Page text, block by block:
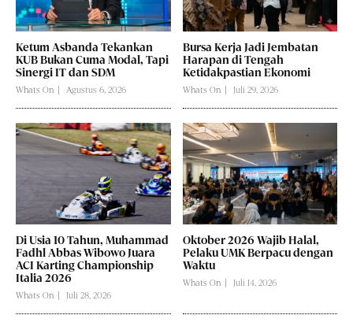
Ketum Asbanda Tekankan
KUB Bukan Cuma Modal, Tapi
Sinergi IT dan SDM
Whats On Agustus 6, 2026
Bursa Kerja Jadi Jembatan
Harapan di Tengah
Ketidakpastian Ekonomi
Whats On Juli 29, 2026
Di Usia 10 Tahun, Muhammad
Fadhl Abbas Wibowo Juara
ACI Karting Championship
Italia 2026
Whats On Juli 28, 2026
Oktober 2026 Wajib Halal,
Pelaku UMK Berpacu dengan
Waktu
Whats On Juli 14, 2026